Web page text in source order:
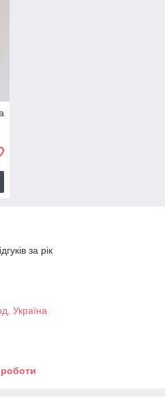
за рік
Україна